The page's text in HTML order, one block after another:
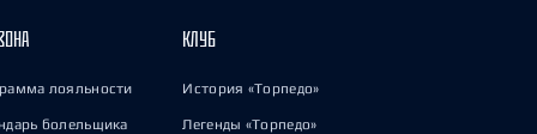
лояльности
болельщика
КЛУБ
История «Торпедо»
Легенды «Торпедо»